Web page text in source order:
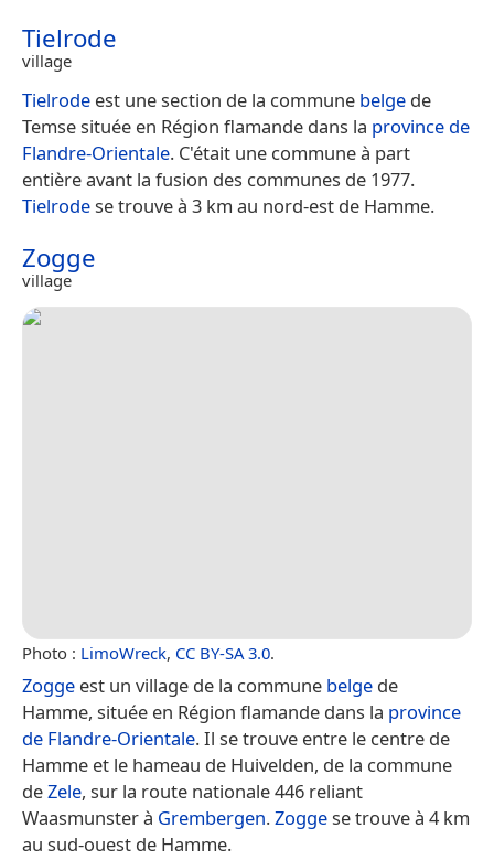
Tielrode
village
Tielrode est une section de la commune belge de
Temse située en Région flamande dans la province de
Flandre-Orientale. C'était une commune à part
entière avant la fusion des communes de 1977.
Tielrodese trouve à 3 km au nord-est de Hamme.
Zogge
village
Photo : LimoWreck, CC BY-SA 3.0.
Zogge est un village de la commune belge de
Hamme, située en Région flamande dans la province
de Flandre-Orientale. Il se trouve entre le centre de
Hamme et le hameau de Huivelden, de la commune
deZele, sur la route nationale 446 reliant
Waasmunster à Grembergen.Zoggese trouve à 4 km
au sud-ouest de Hamme.